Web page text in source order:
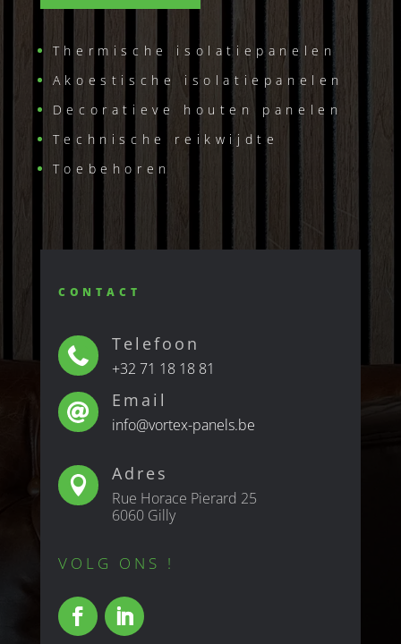
Thermische isolatiepanelen
Akoestische isolatiepanelen
Decoratieve houten panelen
Technische reikwijdte
Toebehoren
CONTACT

Telefoon
+32 71 18 18 81

Email
info@vortex-panels.be

Adres
Rue Horace Pierard 25
6060 Gilly
VOLG ONS !